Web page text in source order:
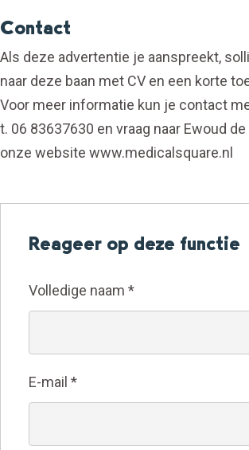
Contact
Als deze advertentie je aanspreekt,
naar deze baan met CV en een korte
Voor meer informatie kun je contact
t. 06 83637630 en vraag naar Ewoud
onze website www.medicalsquare.nl
Reageer op deze functie
Volledige naam *
E-mail *